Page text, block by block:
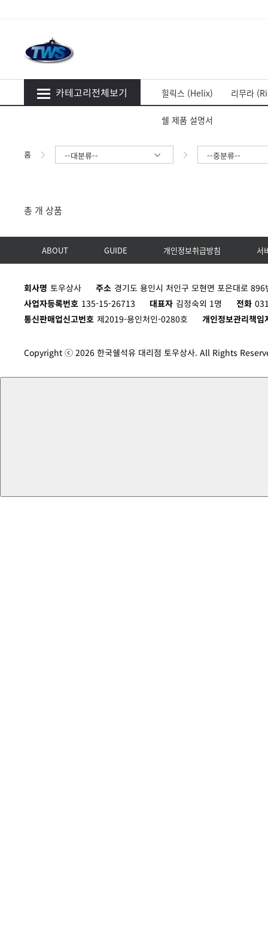
카테고리전체보기 힐릭스 (Helix) 리무라
쉘 제품 설명서
홈 --대분류-- --중분류--
총 개 상품
ABOUT GUIDE 개인정보취급방침 서
회사명 토우상사 주소 경기도 용인시 처인구 모현면 포은대로
사업자등록번호 135-15-26713 대표자 김정숙외 1명 전화
통신판매업신고번호 제2019-용인처인-0280호 개인정보관리책임
Copyright ⓒ 2026 한국쉘석유 대리점 토우상사. All Rights